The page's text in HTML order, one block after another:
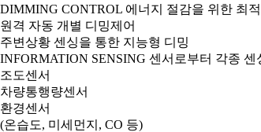
DIMMING CONTROL 에너지 절감을 위한 최
원격 자동 개별 디밍제어
주변상황 센싱을 통한 지능형 디밍
INFORMATION SENSING 센서로부터 각종 센
조도센서
차량통행량센서
환경센서
(온습도, 미세먼지, CO 등)